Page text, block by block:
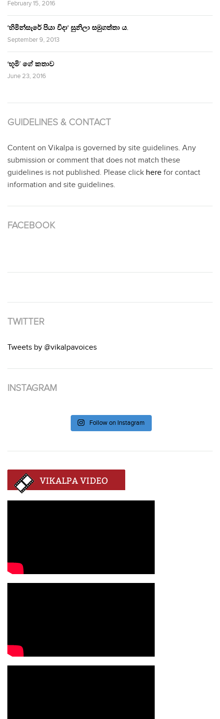
February 15, 2016
‘හිමින්සැරේ පියා විදා‘ සුනිලා සමුගත්තා ය.
September 9, 2013
‘භූමි’ ගේ කතාව
June 23, 2016
GUIDELINES & CONTACT
Content on Vikalpa is governed by site guidelines. Any
submission or comment that does not match these
guidelines is not published. Please click here for contact
information and site guidelines.
FACEBOOK
TWITTER
Tweets by @vikalpavoices
INSTAGRAM
Follow on Instagram